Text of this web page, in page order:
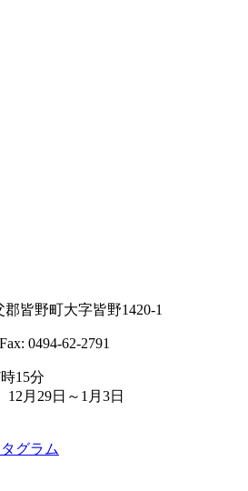
皆野町 大字皆野1420-1
0494-62-2791
15分
月29日～1月3日
グラム